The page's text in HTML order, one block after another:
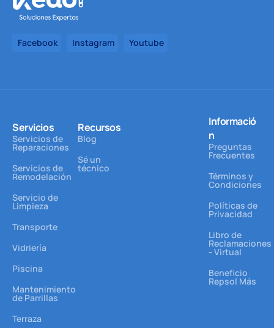
Facebook Instagram Youtube
Servicios
Servicios de
Reparaciones
Servicios de
Remodelación
Servicio de
Limpieza
Transporte
Vidriería
Piscina
Mantenimiento
de Parrillas
Terraza
Recursos
Blog
Sé un
técnico
Informació
n
Preguntas
Frecuentes
Términos y
Condiciones
Políticas de
Privacidad
Libro de
Reclamaciones
- Virtual
Beneficio
Repsol Más